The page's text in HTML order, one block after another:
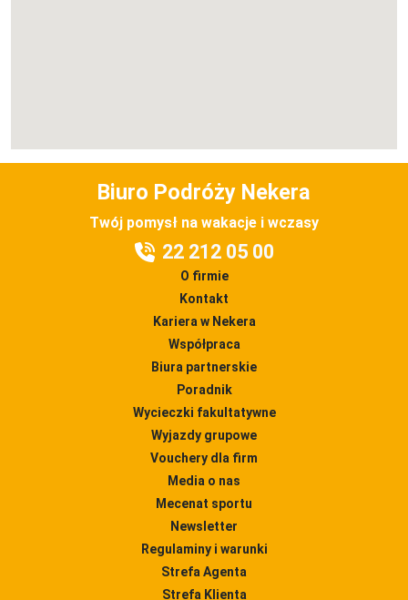
Biuro Podróży Nekera
Twój pomysł na wakacje i wczasy
22 212 05 00
O firmie
Kontakt
Kariera w Nekera
Współpraca
Biura partnerskie
Poradnik
Wycieczki fakultatywne
Wyjazdy grupowe
Vouchery dla firm
Media o nas
Mecenat sportu
Newsletter
Regulaminy i warunki
Strefa Agenta
Strefa Klienta